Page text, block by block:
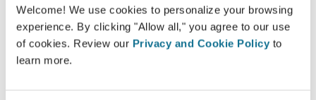
Welcome! We use cookies to personalize your browsing
experience. By clicking "Allow all," you agree to our use
of cookies. Review our Privacy and Cookie Policy to
learn more.
簡単ですし安全です
クリサリクスは、常にあなたのプライバシーを保護